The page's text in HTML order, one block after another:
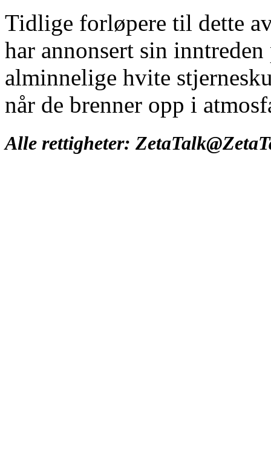
Tidlige forløpere til dette
har annonsert sin
alminnelige hvite
når de brenner opp i
Alle rettigheter: